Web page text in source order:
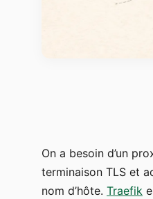
On a besoin d’un
terminaison TLS et
nom d’hôte. Traefik